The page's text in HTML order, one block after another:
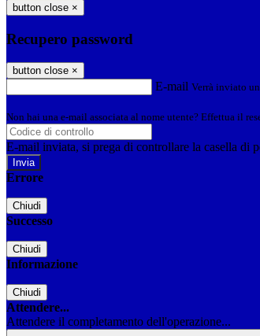
button close ×
Recupero password
button close ×
E-mail Verrà inviato
Non hai una e-mail associata al nome utente? Effettua il
E-mail inviata, si prega di controllare la casella di
Errore
Chiudi
Successo
Chiudi
Informazione
Chiudi
Attendere...
Attendere il completamento dell'operazione...